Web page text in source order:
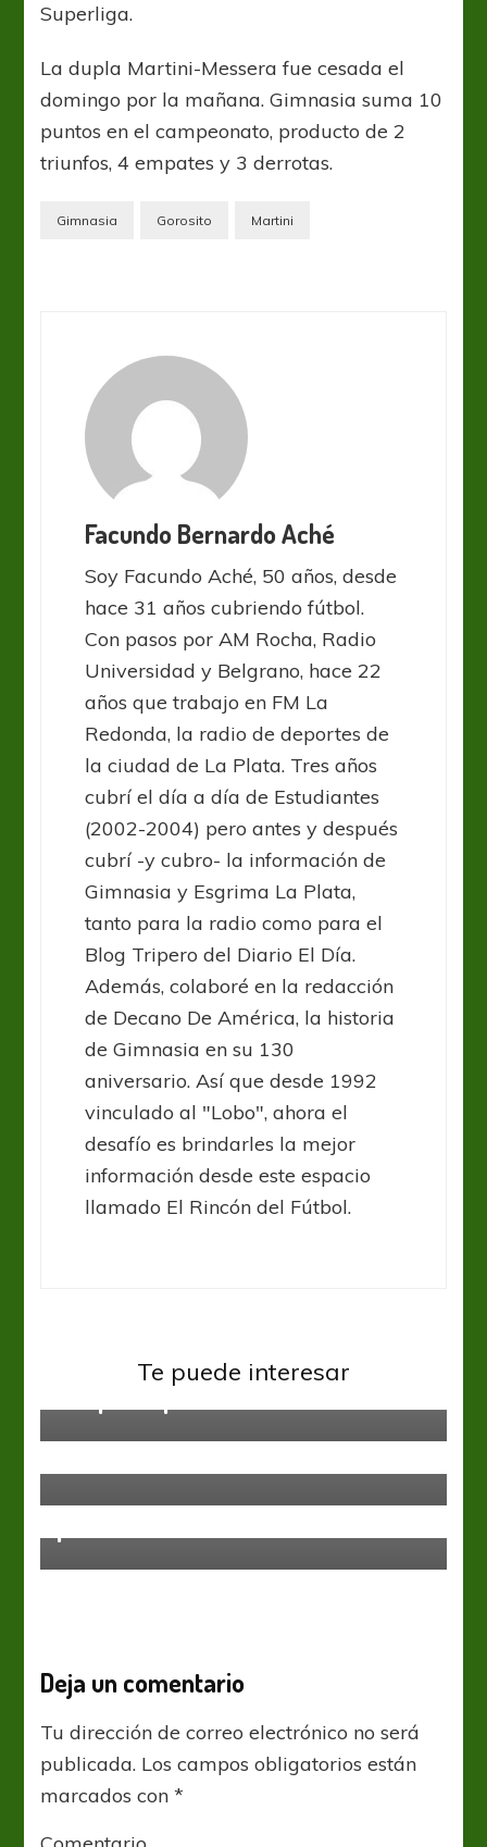
Superliga.
La dupla Martini-Messera fue cesada el
domingo por la mañana. Gimnasia suma 10
puntos en el campeonato, producto de 2
triunfos, 4 empates y 3 derrotas.
Gimnasia Gorosito Martini
Facundo Bernardo Aché
Soy Facundo Aché, 50 años, desde
hace 31 años cubriendo fútbol.
Con pasos por AM Rocha, Radio
Universidad y Belgrano, hace 22
años que trabajo en FM La
Redonda, la radio de deportes de
la ciudad de La Plata. Tres años
cubrí el día a día de Estudiantes
(2002-2004) pero antes y después
cubrí -y cubro- la información de
Gimnasia y Esgrima La Plata,
tanto para la radio como para el
Blog Tripero del Diario El Día.
Además, colaboré en la redacción
de Decano De América, la historia
de Gimnasia en su 130
aniversario. Así que desde 1992
vinculado al "Lobo", ahora el
desafío es brindarles la mejor
información desde este espacio
llamado El Rincón del Fútbol.
Te puede interesar
Liga Profesional
Deja un comentario
Tu dirección de correo electrónico no será
publicada. Los campos obligatorios están
marcados con*